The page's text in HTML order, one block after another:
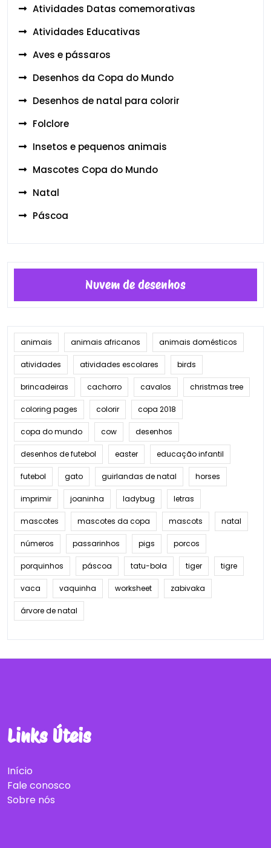
Atividades Datas comemorativas
Atividades Educativas
Aves e pássaros
Desenhos da Copa do Mundo
Desenhos de natal para colorir
Folclore
Insetos e pequenos animais
Mascotes Copa do Mundo
Natal
Páscoa
Nuvem de desenhos
animais animais africanos animais domésticos
atividades atividades escolares birds
brincadeiras cachorro cavalos christmas tree
coloring pages colorir copa 2018
copa do mundo cow desenhos
desenhos de futebol easter educação infantil
futebol gato guirlandas de natal horses
imprimir joaninha ladybug letras
mascotes mascotes da copa mascots natal
números passarinhos pigs porcos
porquinhos páscoa tatu-bola tiger tigre
vaca vaquinha worksheet zabivaka
árvore de natal
Links Úteis
Início
Fale conosco
Sobre nós